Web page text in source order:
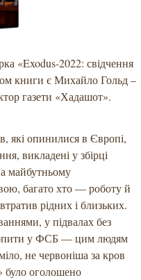
«Exodus-2022: свідчення
книги є Михайло Гольд –
газети «Хадашот».
які опинилися в Європі,
викладені у збірці
майбутньому
багато хто — роботу й
рідних і близьких.
у підвалах без
допити у ФСБ — цим людям
не червоніша за кров
було оголошено